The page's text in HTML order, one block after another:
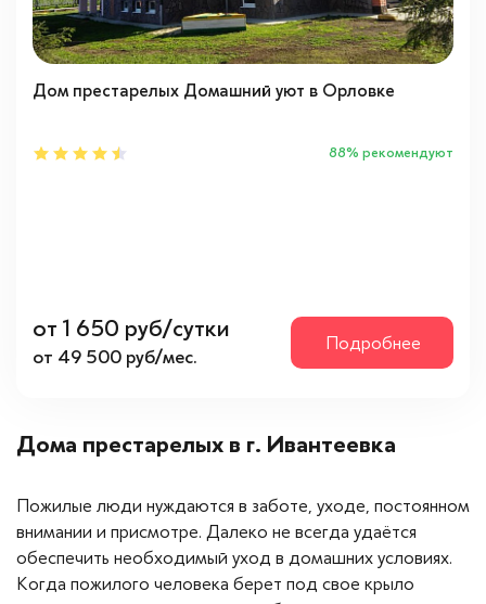
Проблемы с памятью(1)
С психическими отклонениями(1)
Альцгеймера (1)
Нервной системы (1)
Перенесших инсульт
Перенесших инфаркт(1)
Психоневрологические(1)
Сахарный диабет (1)
Сердечно-сосудистые заболевания(1)
Склероз (1)
Слабовидящий (1)
Травмы и переломы различной степени тяжести
(1)
+ Показать еще 7
Дом престарелых Домашний уют в Орловке
88% рекомендуют
от 1 650 руб/сутки
от 49 500 руб/мес.
Подробнее
Дома престарелых в г. Ивантеевка
Пожилые люди нуждаются в заботе, уходе, постоянном
внимании и присмотре. Далеко не всегда удаётся
обеспечить необходимый уход в домашних условиях.
Когда пожилого человека берет под свое крыло